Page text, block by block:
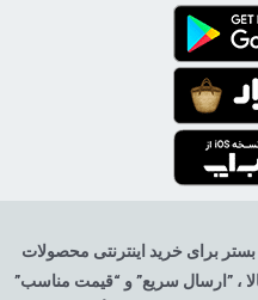
برای خرید اینترنتی محصولات
، ”ارسال سریع” و “قیمت مناسب”